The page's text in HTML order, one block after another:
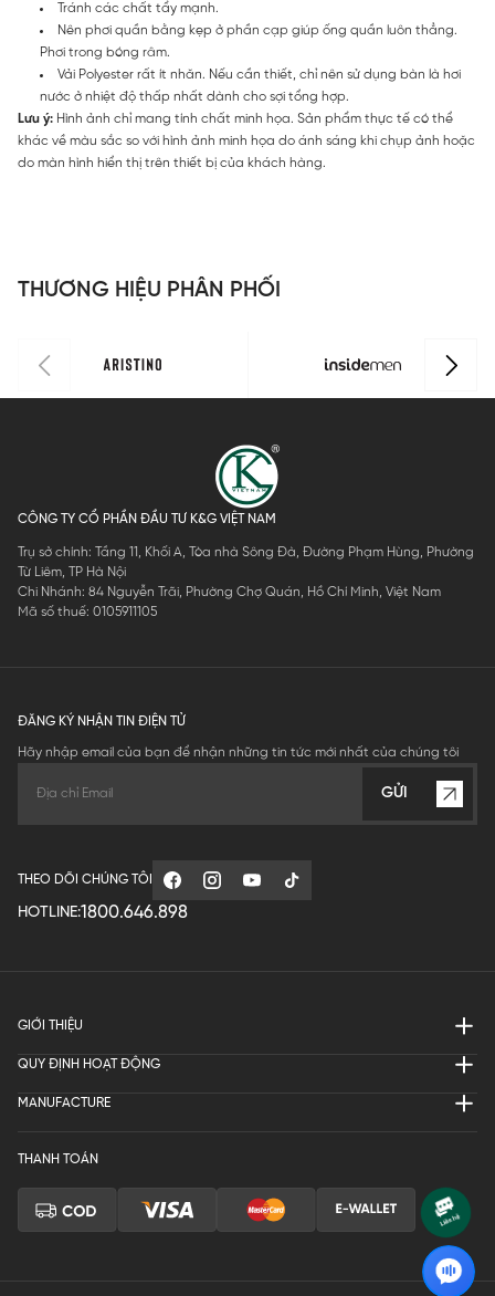
Tránh các chất tẩy mạnh.
Nên phơi quần bằng kẹp ở phần cạp giúp ống quần luôn thẳng.
Phơi trong bóng râm.
Vải Polyester rất ít nhăn. Nếu cần thiết, chỉ nên sử dụng bàn là hơi
nước ở nhiệt độ thấp nhất dành cho sợi tổng hợp.
Lưu ý: Hình ảnh chỉ mang tính chất minh họa. Sản phẩm thực tế có thể
khác về màu sắc so với hình ảnh minh họa do ánh sáng khi chụp ảnh hoặc
do màn hình hiển thị trên thiết bị của khách hàng.
THƯƠNG HIỆU PHÂN PHỐI
CÔNG TY CỔ PHẦN ĐẦU TƯ K&G VIỆT NAM
Trụ sở chính: Tầng 11, Khối A, Tòa nhà Sông Đà, Đường Phạm Hùng, Phường
Từ Liêm, TP Hà Nội
Chi Nhánh: 84 Nguyễn Trãi, Phường Chợ Quán, Hồ Chí Minh, Việt Nam
Mã số thuế: 0105911105
ĐĂNG KÝ NHẬN TIN ĐIỆN TỬ
Hãy nhập email của bạn để nhận những tin tức mới nhất của chúng tôi
GỬI
THEO DÕI CHÚNG TÔI
HOTLINE:1800.646.898
GIỚI THIỆU
QUY ĐỊNH HOẠT ĐỘNG
MANUFACTURE
THANH TOÁN